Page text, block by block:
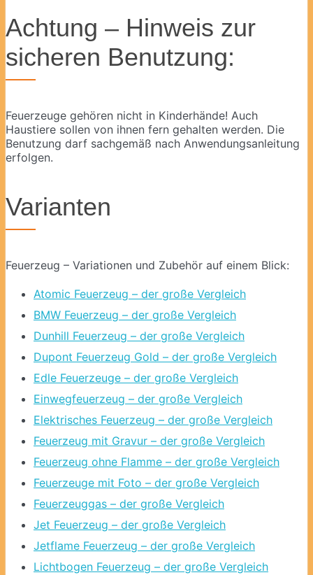
Achtung – Hinweis zur
sicheren Benutzung:
Feuerzeuge gehören nicht in Kinderhände! Auch
Haustiere sollen von ihnen fern gehalten werden. Die
Benutzung darf sachgemäß nach Anwendungsanleitung
erfolgen.
Varianten
Feuerzeug – Variationen und Zubehör auf einem Blick:
Atomic Feuerzeug – der große Vergleich
BMW Feuerzeug – der große Vergleich
Dunhill Feuerzeug – der große Vergleich
Dupont Feuerzeug Gold – der große Vergleich
Edle Feuerzeuge – der große Vergleich
Einwegfeuerzeug – der große Vergleich
Elektrisches Feuerzeug – der große Vergleich
Feuerzeug mit Gravur – der große Vergleich
Feuerzeug ohne Flamme – der große Vergleich
Feuerzeuge mit Foto – der große Vergleich
Feuerzeuggas – der große Vergleich
Jet Feuerzeug – der große Vergleich
Jetflame Feuerzeug – der große Vergleich
Lichtbogen Feuerzeug – der große Vergleich